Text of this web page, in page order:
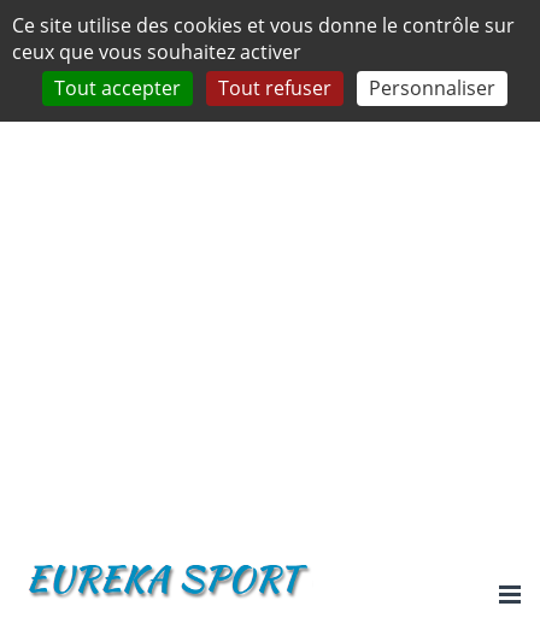
Panneau de gestion des cookies
Ce site utilise des cookies et vous donne le contrôle sur
ceux que vous souhaitez activer
Tout accepter
Tout refuser Personnaliser